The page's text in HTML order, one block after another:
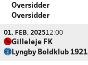
Oversidder
Oversidder
01. FEB. 202512:00
Gilleleje FK
Lyngby Boldklub 1921